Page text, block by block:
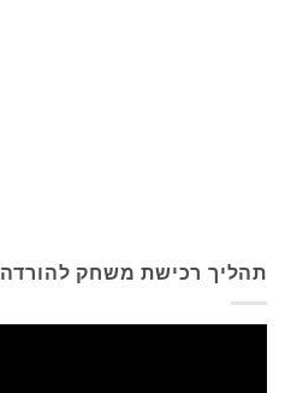
תהליך רכישת משחק להורדה